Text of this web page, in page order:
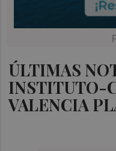
ÚLTIMAS
INSTITUTO-
VALENCIA